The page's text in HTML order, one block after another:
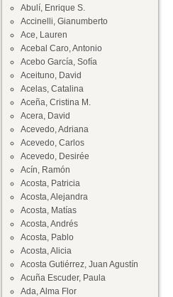
Abulí, Enrique S.
Accinelli, Gianumberto
Ace, Lauren
Acebal Caro, Antonio
Acebo García, Sofía
Aceituno, David
Acelas, Catalina
Aceña, Cristina M.
Acera, David
Acevedo, Adriana
Acevedo, Carlos
Acevedo, Desirée
Acín, Ramón
Acosta, Patricia
Acosta, Alejandra
Acosta, Matías
Acosta, Andrés
Acosta, Pablo
Acosta, Alicia
Acosta Gutiérrez, Juan Agustín
Acuña Escuder, Paula
Ada, Alma Flor